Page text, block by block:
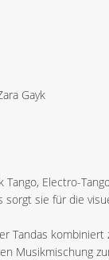
Gayk
Electro-
sie für die
Tandas
Musikmischung